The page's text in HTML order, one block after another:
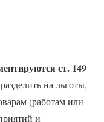
ст. 149
на льготы,
(работам или
и